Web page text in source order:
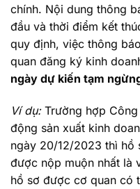
chính. Nội dung thông
đầu và thời điểm kết
quy định, việc thông
quan đăng ký kinh
ngày dự kiến tạm
Ví dụ:Trường hợp
động sản xuất kinh
ngày 20/12/2023 thì hồ
được nộp muộn nhất là
hồ sơ được cơ quan có